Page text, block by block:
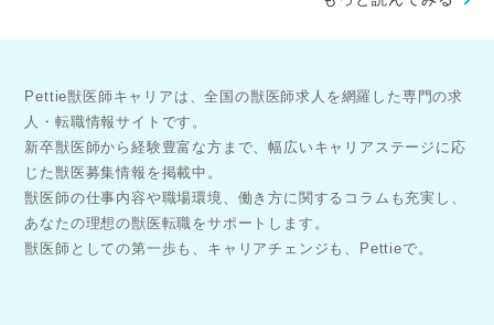
Pettie獣医師キャリアは、全国の獣医師求人を網羅した専門の求
人・転職情報サイトです。
新卒獣医師から経験豊富な方まで、幅広いキャリアステージに応
じた獣医募集情報を掲載中。
獣医師の仕事内容や職場環境、働き方に関するコラムも充実し、
あなたの理想の獣医転職をサポートします。
獣医師としての第一歩も、キャリアチェンジも、Pettieで。